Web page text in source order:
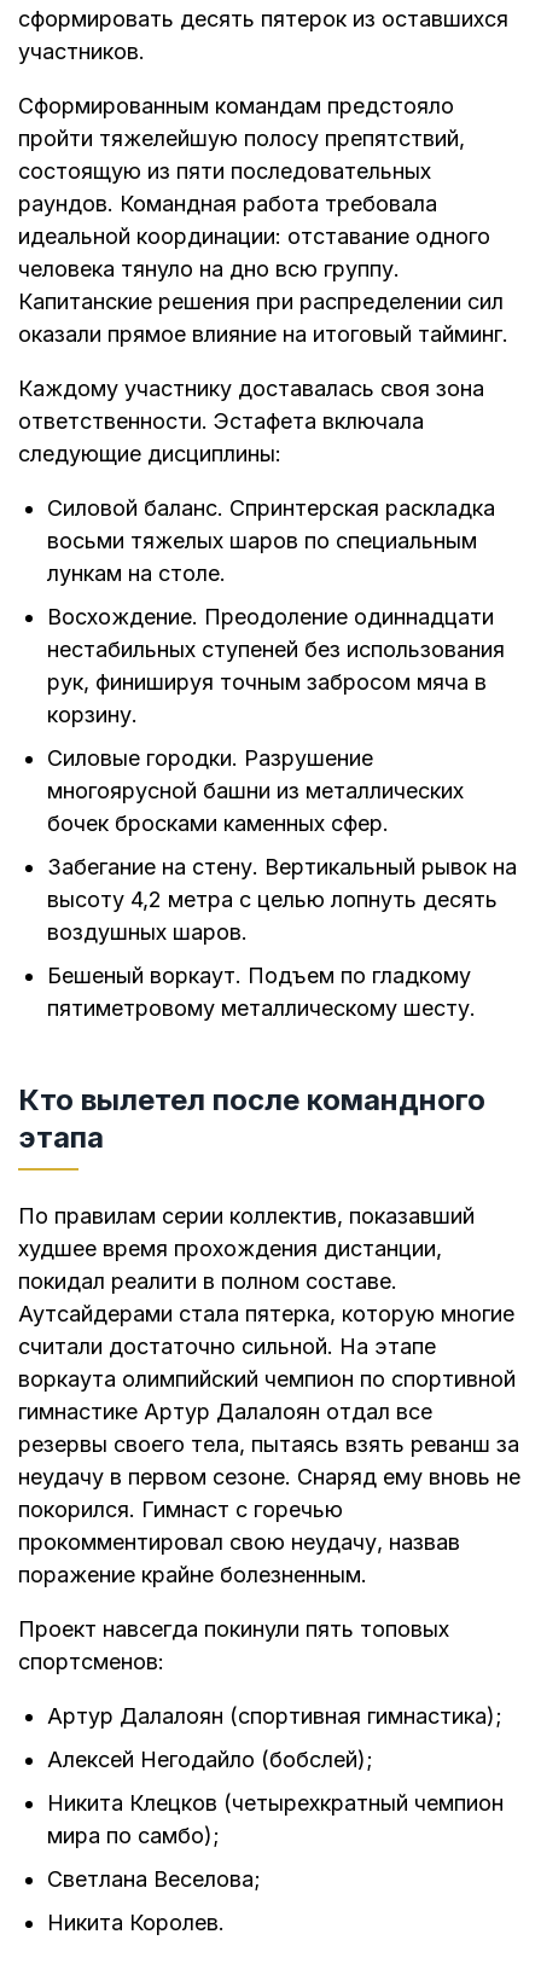
сформировать десять пятерок из оставшихся
участников.
Сформированным командам предстояло
пройти тяжелейшую полосу препятствий,
состоящую из пяти последовательных
раундов. Командная работа требовала
идеальной координации: отставание одного
человека тянуло на дно всю группу.
Капитанские решения при распределении сил
оказали прямое влияние на итоговый тайминг.
Каждому участнику доставалась своя зона
ответственности. Эстафета включала
следующие дисциплины:
Силовой баланс. Спринтерская раскладка
восьми тяжелых шаров по специальным
лункам на столе.
Восхождение. Преодоление одиннадцати
нестабильных ступеней без использования
рук, финишируя точным забросом мяча в
корзину.
Силовые городки. Разрушение
многоярусной башни из металлических
бочек бросками каменных сфер.
Забегание на стену. Вертикальный рывок на
высоту 4,2 метра с целью лопнуть десять
воздушных шаров.
Бешеный воркаут. Подъем по гладкому
пятиметровому металлическому шесту.
Кто вылетел после командного
этапа
По правилам серии коллектив, показавший
худшее время прохождения дистанции,
покидал реалити в полном составе.
Аутсайдерами стала пятерка, которую многие
считали достаточно сильной. На этапе
воркаута олимпийский чемпион по спортивной
гимнастике Артур Далалоян отдал все
резервы своего тела, пытаясь взять реванш за
неудачу в первом сезоне. Снаряд ему вновь не
покорился. Гимнаст с горечью
прокомментировал свою неудачу, назвав
поражение крайне болезненным.
Проект навсегда покинули пять топовых
спортсменов:
Артур Далалоян (спортивная гимнастика);
Алексей Негодайло (бобслей);
Никита Клецков (четырехкратный чемпион
мира по самбо);
Светлана Веселова;
Никита Королев.